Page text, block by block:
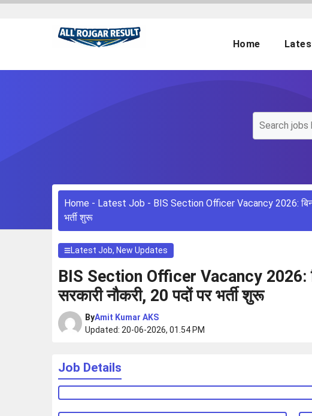
Skip
Home
Home - Latest Job - BIS Section Officer Vacancy 2026: बिना
भर्ती शुरू
Latest Job, New Updates
BIS Section Officer Vacancy 2026:
सरकारी नौकरी, 20 पदों पर भर्ती शुरू
ByAmit Kumar AKS
Updated: 20-06-2026, 01.54 PM
Job Details